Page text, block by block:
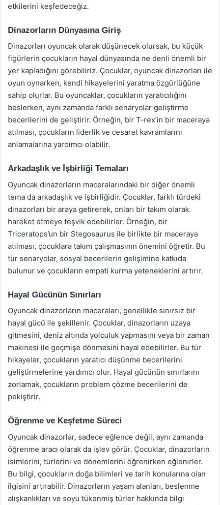
etkilerini keşfedeceğiz.
Dinazorların Dünyasına Giriş
Dinazorları oyuncak olarak düşünecek olursak, bu küçük
figürlerin çocukların hayal dünyasında ne denli önemli bir
yer kapladığını görebiliriz. Çocuklar, oyuncak dinazorları ile
oyun oynarken, kendi hikayelerini yaratma özgürlüğüne
sahip olurlar. Bu oyuncaklar, çocukların yaratıcılığını
beslerken, aynı zamanda farklı senaryolar geliştirme
becerilerini de geliştirir. Örneğin, bir T-rex’in bir maceraya
atılması, çocukların liderlik ve cesaret kavramlarını
anlamalarına yardımcı olabilir.
Arkadaşlık ve İşbirliği Temaları
Oyuncak dinazorların maceralarındaki bir diğer önemli
tema da arkadaşlık ve işbirliğidir. Çocuklar, farklı türdeki
dinazorları bir araya getirerek, onları bir takım olarak
hareket etmeye teşvik edebilirler. Örneğin, bir
Triceratops’un bir Stegosaurus ile birlikte bir maceraya
atılması, çocuklara takım çalışmasının önemini öğretir. Bu
tür senaryolar, sosyal becerilerin gelişimine katkıda
bulunur ve çocukların empati kurma yeteneklerini artırır.
Hayal Gücünün Sınırları
Oyuncak dinazorların maceraları, genellikle sınırsız bir
hayal gücü ile şekillenir. Çocuklar, dinazorların uzaya
gitmesini, deniz altında yolculuk yapmasını veya bir zaman
makinesi ile geçmişe dönmesini hayal edebilirler. Bu tür
hikayeler, çocukların yaratıcı düşünme becerilerini
geliştirmelerine yardımcı olur. Hayal gücünün sınırlarını
zorlamak, çocukların problem çözme becerilerini de
pekiştirir.
Öğrenme ve Keşfetme Süreci
Oyuncak dinazorlar, sadece eğlence değil, aynı zamanda
öğrenme aracı olarak da işlev görür. Çocuklar, dinazorların
isimlerini, türlerini ve dönemlerini öğrenirken eğlenirler.
Bu bilgi, çocukların doğa bilimleri ve tarih konularına olan
ilgisini artırabilir. Dinazorların yaşam alanları, beslenme
alışkanlıkları ve soyu tükenmiş türler hakkında bilgi